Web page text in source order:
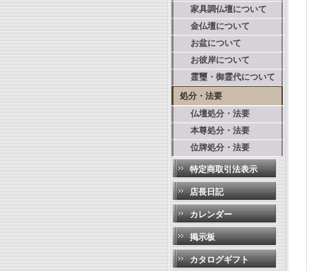
家具調仏壇について
金仏壇について
お盆について
お彼岸について
霊璽・御霊代について
処分・法要
仏壇処分・法要
本尊処分・法要
位牌処分・法要
特定商取引法表示
店長日記
カレンダー
掲示板
カタログギフト